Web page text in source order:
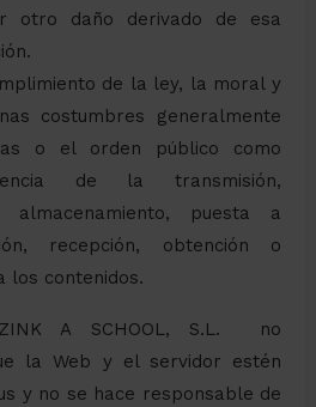
otro daño derivado de esa
de la ley, la moral y
costumbres generalmente
o el orden público como
de la transmisión,
almacenamiento, puesta a
recepción, obtención o
los contenidos.
ZINK A SCHOOL, S.L. no
la Web y el servidor estén
y no se hace responsable de